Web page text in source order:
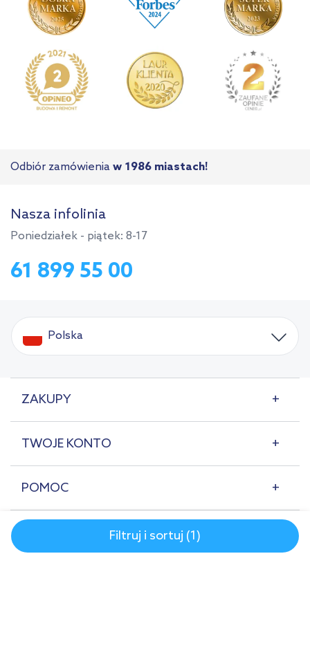
Odbiór zamówienia w 1986 miastach!
Nasza infolinia
Poniedziałek - piątek: 8-17
61 899 55 00
Polska
ZAKUPY
TWOJE KONTO
POMOC
Filtruj i sortuj (1)